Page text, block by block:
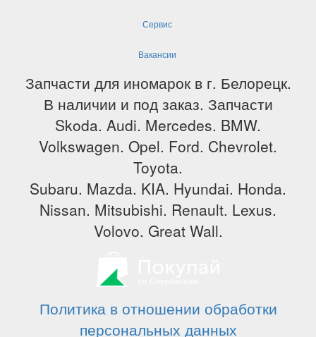
Сервис
Вакансии
Запчасти для иномарок в г. Белорецк.
В наличии и под заказ. Запчасти
Skoda. Audi. Mercedes. BMW.
Volkswagen. Opel. Ford. Chevrolet.
Toyota.
Subaru. Mazda. KIA. Hyundai. Honda.
Nissan. Mitsubishi. Renault. Lexus.
Volovo. Great Wall.
Политика в отношении обработки
персональных данных